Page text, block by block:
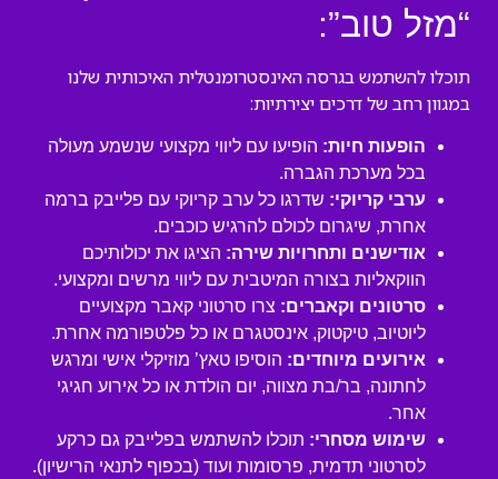
“מזל טוב”:
תוכלו להשתמש בגרסה האינסטרומנטלית האיכותית שלנו
במגוון רחב של דרכים יצירתיות:
הופעות חיות: הופיעו עם ליווי מקצועי שנשמע מעולה
בכל מערכת הגברה.
ערבי קריוקי: שדרגו כל ערב קריוקי עם פלייבק ברמה
אחרת, שיגרום לכולם להרגיש כוכבים.
אודישנים ותחרויות שירה: הציגו את יכולותיכם
הווקאליות בצורה המיטבית עם ליווי מרשים ומקצועי.
סרטונים וקאברים: צרו סרטוני קאבר מקצועיים
ליוטיוב, טיקטוק, אינסטגרם או כל פלטפורמה אחרת.
אירועים מיוחדים: הוסיפו טאץ’ מוזיקלי אישי ומרגש
לחתונה, בר/בת מצווה, יום הולדת או כל אירוע חגיגי
אחר.
שימוש מסחרי: תוכלו להשתמש בפלייבק גם כרקע
לסרטוני תדמית, פרסומות ועוד (בכפוף לתנאי הרישיון).